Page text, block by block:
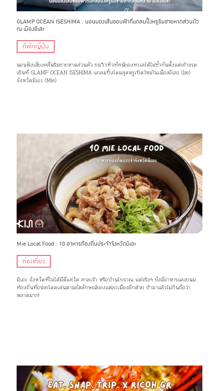
GLAMP OCEAN ISESHIMA : นอนมองเส้นขอบฟ้าที่เเกลมปิ้งหรูริมชายหาดส่วนตัว
ณ เมืองอิเสะ
ที่พักญี่ปุ่น
นอนฟังเสียงคลื่นริมชายหาดส่วนตัว ชมวิวทิวทัศน์ของทะเลได้ไม่ซ้ำกันตั้งแต่เช้าจรด
เย็นที่ GLAMP OCEAN ISESHIMA แกลมปิ้งโดมสุดหรูเปิดใหม่ในเมืองอิเสะ (Ise)
จังหวัดมิเอะ (Mie)
Mie Local Food : 10 อาหารท้องถิ่นประจำจังหวัดมิเอะ
ท่องเที่ยว
มิเอะ จังหวัดที่ไม่ได้มีดีแค่วัด ศาลเจ้า หรือบ้านโบราณ แต่จริงๆ ยังมีอาหารและขนม
ท้องถิ่นที่อร่อยโดดเด่นตามอัตลักษณ์ของแต่ละเมืองอีกด้วย ถ้ามาแล้วไม่กินถือว่า
พลาดมาก!